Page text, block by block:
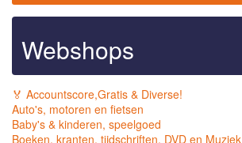
Webshops
🏅 Accountscore,Gratis & Diverse!
Auto's, motoren en fietsen
Baby's & kinderen, speelgoed
Boeken, kranten, tijdschriften, DVD en Muziek